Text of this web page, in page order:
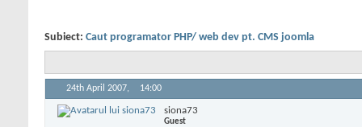
Subiect: Caut programator PHP/ web dev pt. CMS joomla
24th April 2007, 14:00
siona73
Guest